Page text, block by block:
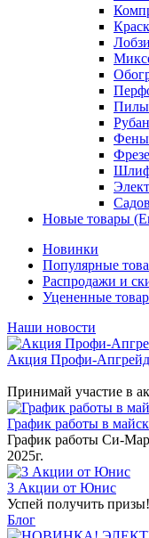
Пилы
Фены
Новые товары
Новинки
Популярные
Распродажи и
Уцененные
Наши новости
Акция Профи-Апгрейд
Принимай участие в
График работы в
График работы Си-
2025г.
3 Акции от Юнис
Успей получить призы!
Блог